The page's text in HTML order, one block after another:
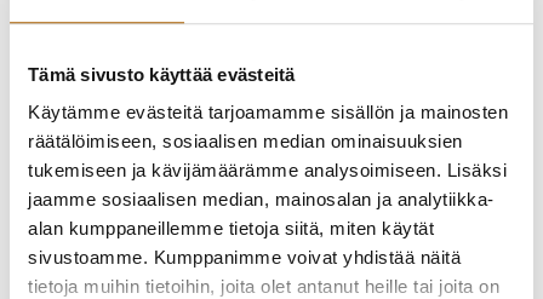
Tämä sivusto käyttää evästeitä
Käytämme evästeitä tarjoamamme sisällön ja mainosten
räätälöimiseen, sosiaalisen median ominaisuuksien
tukemiseen ja kävijämäärämme analysoimiseen. Lisäksi
jaamme sosiaalisen median, mainosalan ja analytiikka-
alan kumppaneillemme tietoja siitä, miten käytät
sivustoamme. Kumppanimme voivat yhdistää näitä
tietoja muihin tietoihin, joita olet antanut heille tai joita on